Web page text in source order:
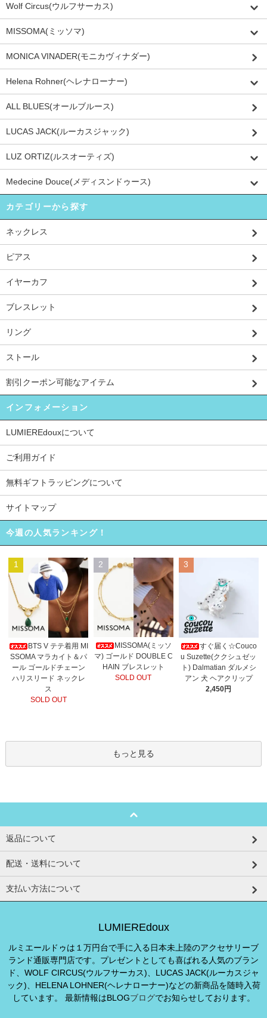
Wolf Circus(ウルフサーカス)
MISSOMA(ミッソマ)
MONICA VINADER(モニカヴィナダー)
Helena Rohner(ヘレナローナー)
ALL BLUES(オールブルース)
LUCAS JACK(ルーカスジャック)
LUZ ORTIZ(ルスオーティズ)
Medecine Douce(メディスンドゥース)
カテゴリーから探す
ネックレス
ピアス
イヤーカフ
ブレスレット
リング
ストール
割引クーポン可能なアイテム
インフォメーション
LUMIEREdouxについて
ご利用ガイド
無料ギフトラッピングについて
サイトマップ
今週の人気ランキング！
1
BTS V テテ着用 MI
SSOMA マラカイト＆パ
ール ゴールドチェーン
ハリスリード ネックレ
ス
SOLD OUT
2
MISSOMA(ミッソ
マ) ゴールド DOUBLE C
HAIN ブレスレット
SOLD OUT
3
すぐ届く☆Couco
u Suzette(ククシュゼッ
ト) Dalmatian ダルメシ
アン 犬 ヘアクリップ
2,450円
もっと見る
返品について
配送・送料について
支払い方法について
LUMIEREdoux
ルミエールドゥは１万円台で手に入る日本未上陸のアクセサリーブ
ランド通販専門店です。プレゼントとしても喜ばれる人気のブラン
ド、WOLF CIRCUS(ウルフサーカス)、LUCAS JACK(ルーカスジャ
ック)、HELENA LOHNER(ヘレナローナー)などの新商品を随時入荷
しています。 最新情報はBLOGブログでお知らせしております。